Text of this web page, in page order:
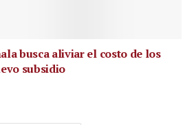
busca aliviar el costo de los
subsidio